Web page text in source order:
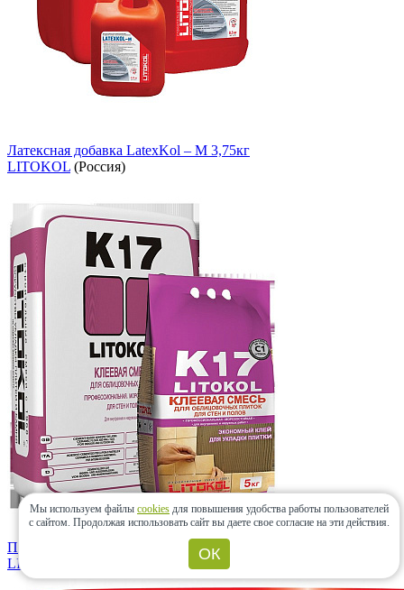
Латексная добавка LatexKol – М 3,75кг
LITOKOL (Россия)
Плиточный клей LitoKol К17 25кг
LITOKOL
Мы используем файлы cookies для повышения удобства работы пользователей
с сайтом. Продолжая использовать сайт вы даете свое согласие на эти действия.
ОК